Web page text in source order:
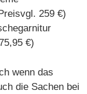
259 €)
€)
wenn das
die Sachen bei